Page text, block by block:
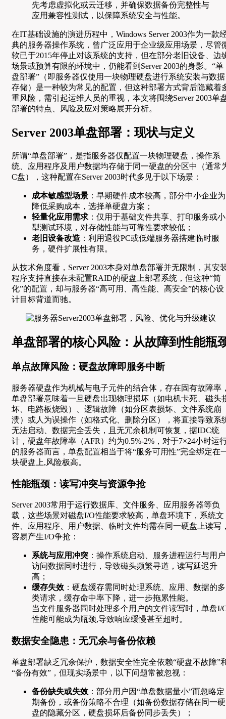
先考虑虚拟化或云迁移，并确保数据备份完整性与
应用兼容性测试，以保障系统安全与性能。
在IT基础设施的演进历程中，Windows Server 2003作为一款
典的服务器操作系统，曾广泛应用于企业级应用场景，尽管
软已于2015年停止对该系统的支持，但在部分老旧设备、边
场景或预算有限的环境中，仍能看到Server 2003的身影。“单
盘部署”（即服务器仅使用一块物理硬盘进行系统安装与数据
存储）是一种较为常见的配置，但这种部署方式背后隐藏着
重风险，需引起运维人员的重视，本文将围绕Server 2003单
部署的特点、风险及应对策略展开分析。
Server 2003单盘部署：现状与定义
所谓“单盘部署”，是指服务器仅配置一块物理硬盘，操作系
统、应用程序及用户数据均存储于同一硬盘的分区中（通常
C盘），这种配置在Server 2003时代多见于以下场景：
成本敏感型场景 ：早期硬件成本较高，部分中小企业为
降低采购成本，选择单硬盘方案；
轻量化应用需求 ：仅用于基础文件共享、打印服务或小
型测试环境，对存储性能与可靠性要求较低；
老旧设备改造 ：利用退役PC或低端服务器搭建临时服
务，硬件扩展性有限。
从技术角度看，Server 2003本身对单盘部署并无限制，其安
程序支持直接在未配置RAID的硬盘上部署系统，但这种“简
化”的配置，却与服务器“高可用、高性能、高安全”的核心设
计目标背道而驰。
单盘部署的核心风险：从故障到性能瓶
单点故障风险：硬盘故障即服务中断
服务器硬盘作为机械与电子元件的结合体，存在固有故障率
单盘部署意味着一旦硬盘出现物理损坏（如电机卡死、磁头
坏、电路板烧毁）、逻辑故障（如分区表损坏、文件系统崩
溃）或人为误操作（如格式化、删除分区），将直接导致系
无法启动、数据完全丢失，且无冗余机制可恢复，据IDC统
计，硬盘年故障率（AFR）约为0.5%-2%，对于7×24小时运
的服务器而言，单盘配置相当于将“服务可用性”完全绑定在
块硬盘上,风险极高。
性能瓶颈：读写冲突与资源争抢
Server 2003常用于运行数据库、文件服务、应用服务器等负
载，这些场景对磁盘I/O性能要求较高，单盘环境下，系统文
件、应用程序、用户数据、临时文件均需在同一硬盘上读写
容易产生I/O争抢：
系统与应用冲突 ：操作系统启动、服务进程运行与用户
访问数据同时进行，导致磁头频繁寻道，读写延迟升
高；
缓存失效 ：硬盘缓存需同时处理系统、应用、数据的多
类请求，缓存命中率下降，进一步拖累性能。
当文件服务器同时处理多个用户的文件读写时，单盘I/
性能可能成为瓶颈,导致响应缓慢甚至超时。
数据安全隐患：无冗余与备份依赖
单盘部署缺乏冗余保护，数据安全性完全依赖“硬盘不故障”
“备份有效”，但现实场景中，以下问题常被忽视：
备份缺失或失效 ：部分用户因“单盘数据量小”而忽略定
期备份，或备份策略不合理（如备份数据存储在同一硬
盘的隐藏分区，硬盘损坏后备份同步丢失）；